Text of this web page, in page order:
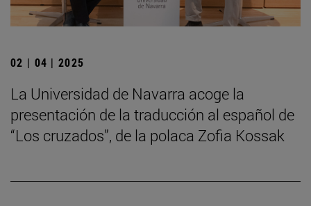
02 | 04 | 2025
La Universidad de Navarra acoge la
presentación de la traducción al español de
“Los cruzados”, de la polaca Zofia Kossak